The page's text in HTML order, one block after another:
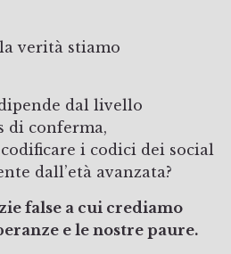
verità stiamo
dal livello
di conferma,
i codici dei social
dall’età avanzata?
false a cui crediamo
e le nostre paure.